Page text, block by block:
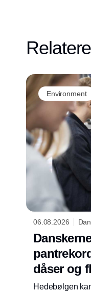
Environment
06.08.2026
dåser og
Hedebølgen